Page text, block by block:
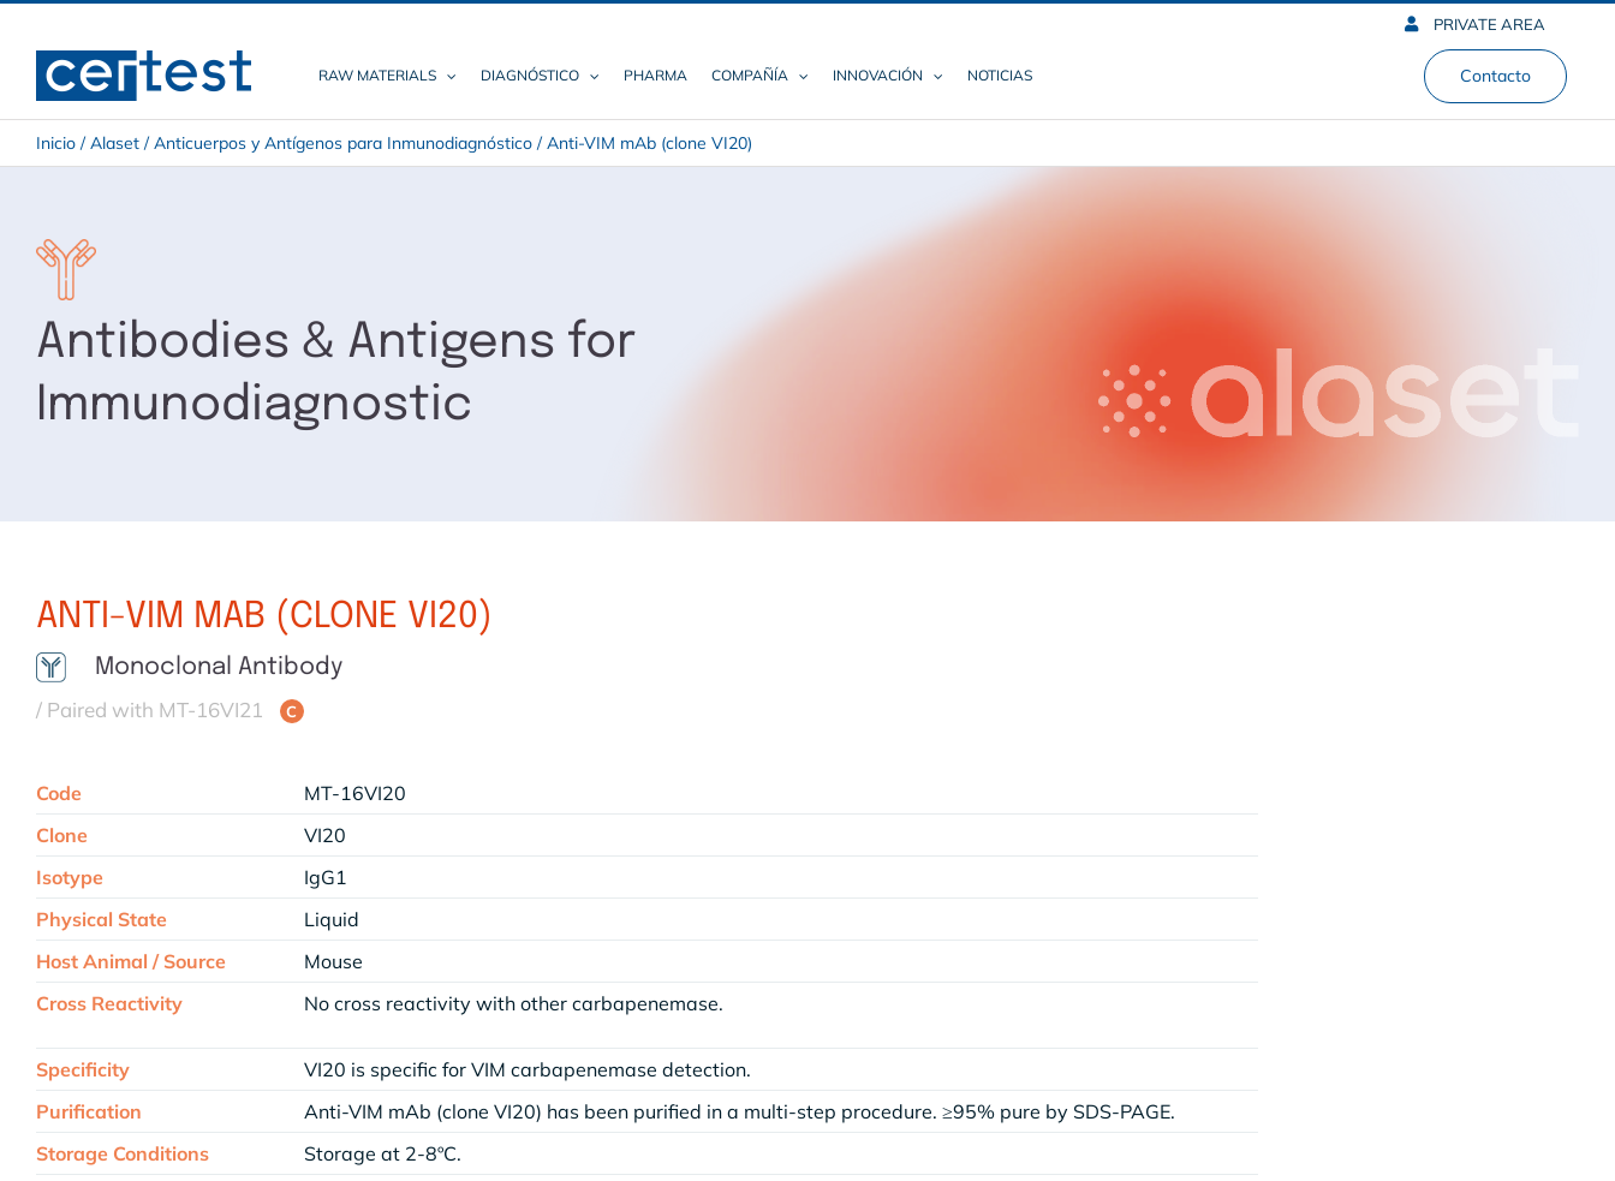
content
PRIVATE AREA
RAW MATERIALS DIAGNÓSTICO PHARMA COMPAÑÍA INNOVACIÓN NOTICIAS Contacto
Inicio/Alaset/Anticuerpos y Antígenos para Inmunodiagnóstico/Anti-VIM mAb (clone VI20)
Antibodies & Antigens for
Immunodiagnostic
ANTI-VIM MAB (CLONE VI20)
Monoclonal Antibody
/ Paired with MT-16VI21
C
Code
MT-16VI20
Clone
VI20
Isotype
IgG1
Physical State
Liquid
Host Animal / Source
Mouse
Cross Reactivity
No cross reactivity with other carbapenemase.
Specificity
VI20 is specific for VIM carbapenemase detection.
Purification
Anti-VIM mAb (clone VI20) has been purified in a multi-step procedure. ≥95% pure by SDS-PAGE.
Storage Conditions
Storage at 2-8ºC.